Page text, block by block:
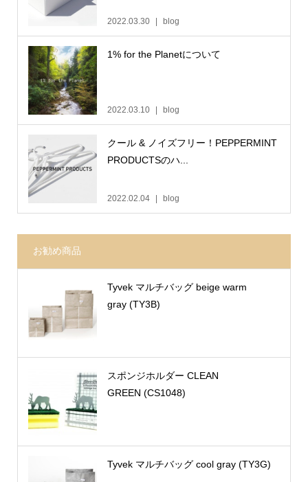
2022.03.30 blog
1% for the Planetについて
2022.03.10 blog
クール & ノイズフリー！PEPPERMINT
PRODUCTSのハ...
2022.02.04 blog
お勧め商品
Tyvek マルチバッグ beige warm
gray (TY3B)
スポンジホルダー CLEAN
GREEN (CS1048)
Tyvek マルチバッグ cool gray (TY3G)